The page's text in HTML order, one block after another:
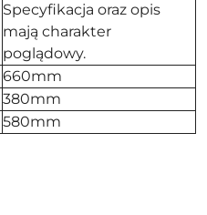
Specyfikacja oraz opis
mają charakter
poglądowy.
660mm
380mm
580mm